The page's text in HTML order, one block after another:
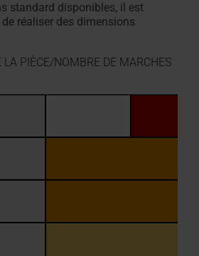
standard disponibles, il est
réaliser des dimensions
LA PIÈCE/NOMBRE DE MARCHES